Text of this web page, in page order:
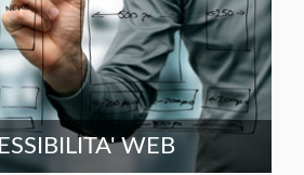
WEB